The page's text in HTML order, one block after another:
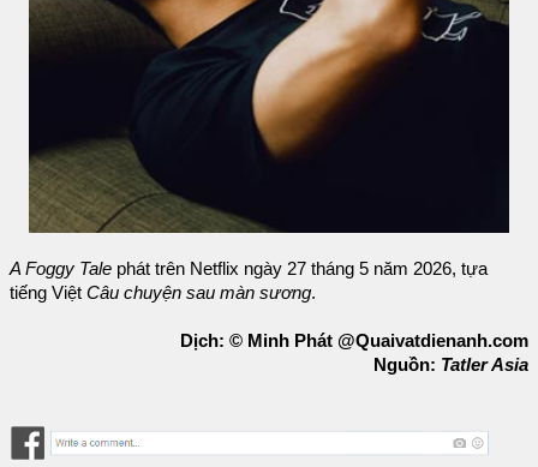
A Foggy Tale phát trên Netflix ngày 27 tháng 5 năm 2026, tựa
tiếng Việt Câu chuyện sau màn sương.
Dịch: © Minh Phát @Quaivatdienanh.com
Nguồn: Tatler Asia